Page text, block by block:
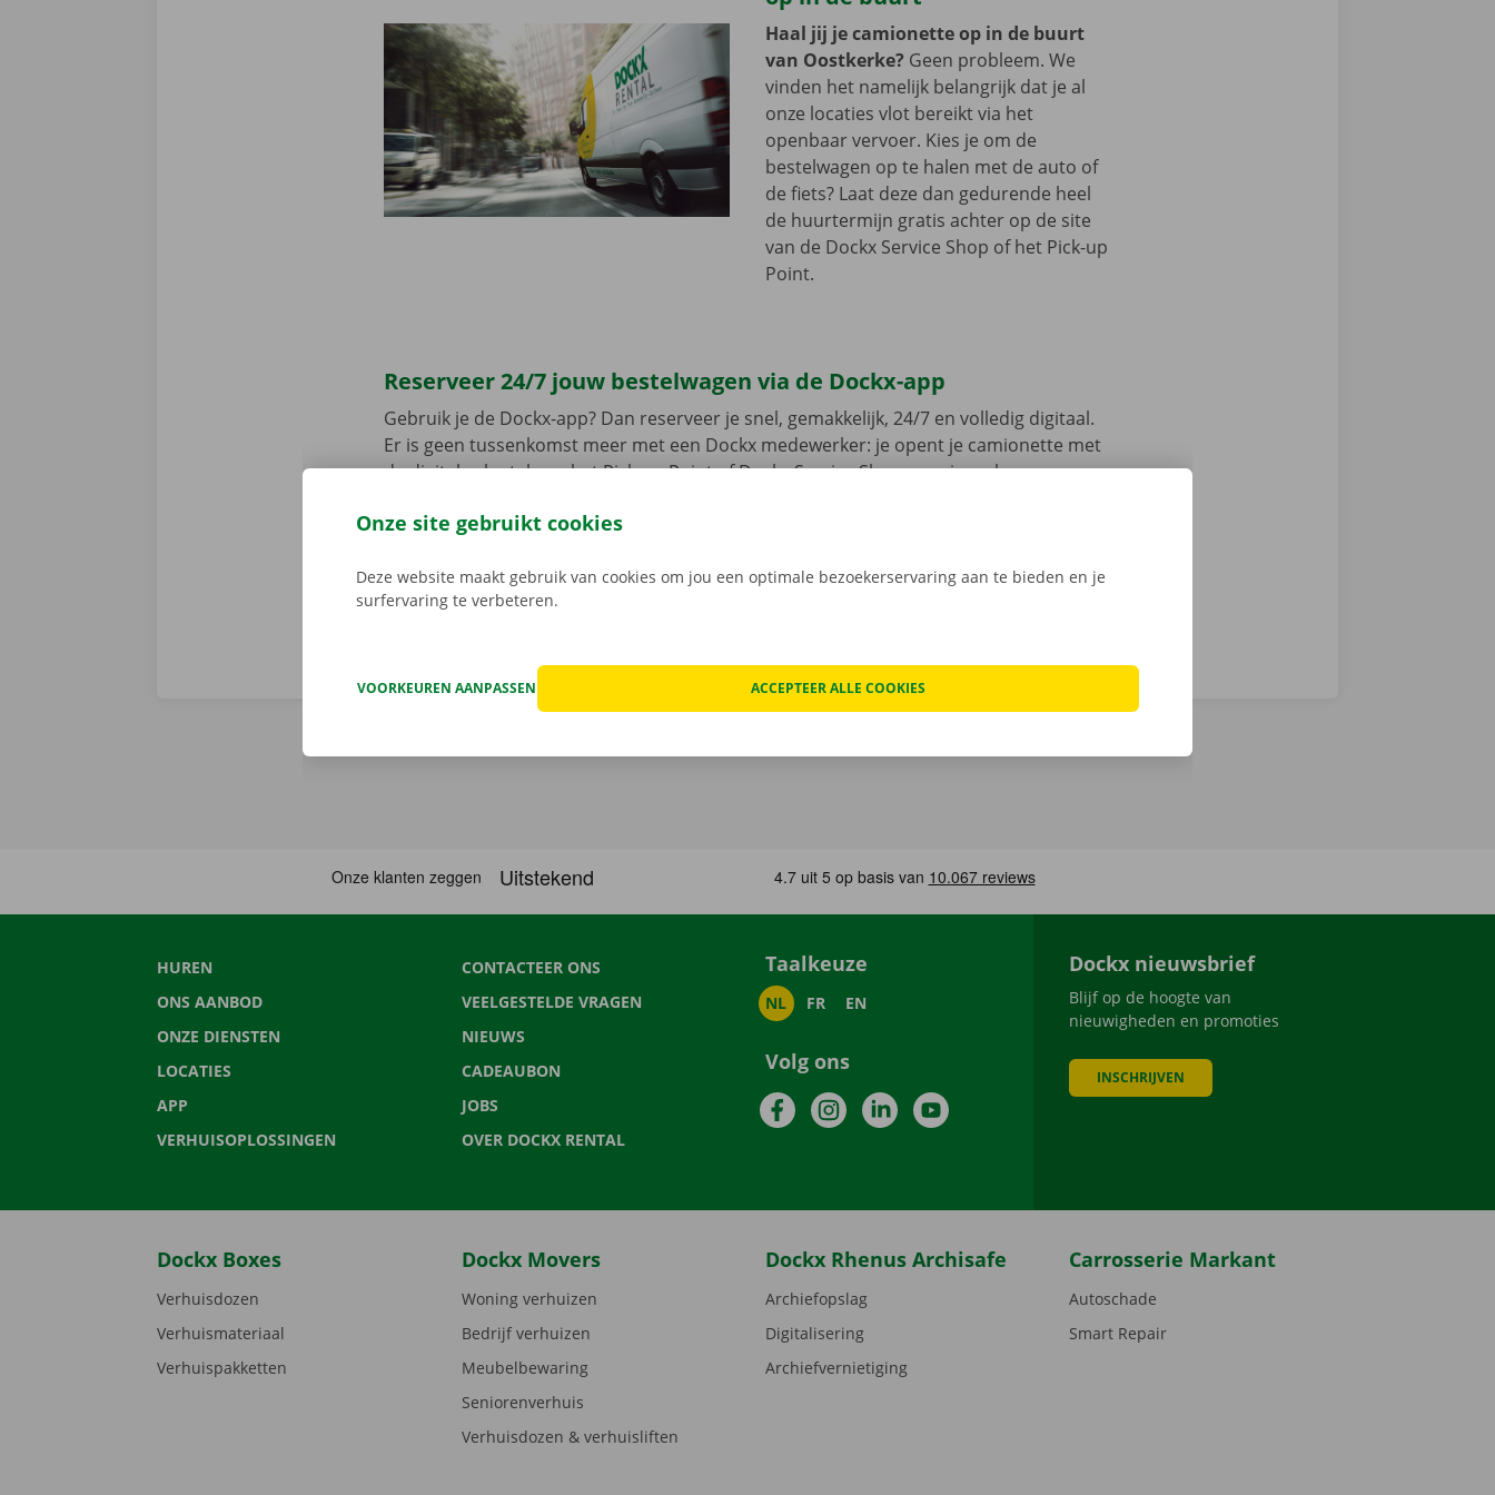
Haal jij je camionette op in de buurt
van Oostkerke? Geen probleem. We
vinden het namelijk belangrijk dat je al
onze locaties vlot bereikt via het
openbaar vervoer. Kies je om de
bestelwagen op te halen met de auto of
de fiets? Laat deze dan gedurende heel
de huurtermijn gratis achter op de site
van de Dockx Service Shop of het Pick-up
Point.
Reserveer 24/7 jouw bestelwagen via de Dockx-app
Gebruik je de Dockx-app? Dan reserveer je snel, gemakkelijk, 24/7 en volledig digitaal.
Er is geen tussenkomst meer met een Dockx medewerker: je opent je camionette met
de digitale sleutel aan het Pick-up Point of Dockx Service Shop naar jouw keuze.
App Store.
HUREN
ONS AANBOD
ONZE DIENSTEN
LOCATIES
APP
VERHUISOPLOSSINGEN
CONTACTEER ONS
VEELGESTELDE VRAGEN
NIEUWS
CADEAUBON
JOBS
OVER DOCKX RENTAL
Taalkeuze
NL FR EN
Volg ons
FacebookInstagramLinkedInYouTube
Dockx nieuwsbrief
Blijf op de hoogte van
nieuwigheden en promoties
INSCHRIJVEN
Dockx Boxes
Verhuisdozen
Verhuismateriaal
Verhuispakketten
Dockx Movers
Woning verhuizen
Bedrijf verhuizen
Meubelbewaring
Seniorenverhuis
Verhuisdozen & verhuisliften
Dockx Rhenus Archisafe
Archiefopslag
Digitalisering
Archiefvernietiging
Carrosserie Markant
Autoschade
Smart Repair
Onze site gebruikt cookies
Deze website maakt gebruik van cookies om jou een optimale bezoekerservaring aan te bieden en je
surfervaring te verbeteren.
VOORKEUREN AANPASSEN ACCEPTEER ALLE COOKIES